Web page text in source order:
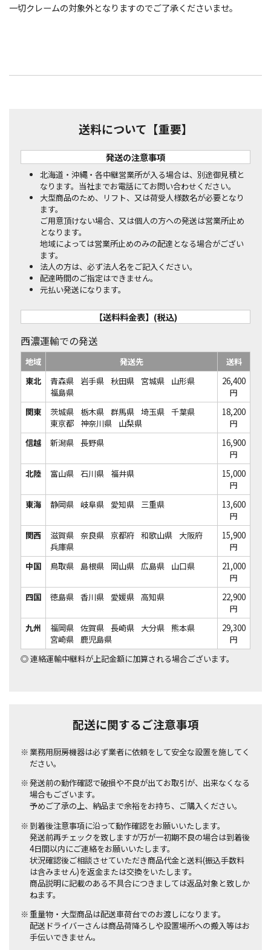
一切クレームの対象外となりますのでご了承くださいませ。
送料について【重要】
発送の注意事項
北海道・沖縄・各中継営業所が入る場合は、別途御見積と
なります。当社までお電話にてお問い合わせください。
大型商品のため、リフト、又は荷受人様数名が必要となり
ます。
ご用意頂けない場合、又は個人の方への発送は営業所止め
となります。
地域によっては営業所止めのみの配達となる場合がござい
ます。
法人の方は、必ず法人名をご記入ください。
配達時間のご指定はできません。
元払い発送になります。
【送料料金表】(税込)
西濃運輸での発送
地域 発送先
送料
東北
青森県 岩手県 秋田県 宮城県
山形県
福島県
26,400
円
関東
茨城県 栃木県 群馬県 埼玉県 千葉県
東京都
神奈川県 山梨県
18,200
円
信越
新潟県 長野県
16,900
円
北陸
富山県 石川県 福井県
15,000
円
東海
静岡県 岐阜県 愛知県 三重県
13,600
円
関西
滋賀県 奈良県 京都府 和歌山県
大阪府
兵庫県
15,900
円
中国
鳥取県 島根県 岡山県 広島県 山口県
21,000
円
四国
徳島県 香川県 愛媛県 高知県
22,900
円
九州
福岡県 佐賀県 長崎県 大分県 熊本県
宮崎県 鹿児島県
29,300
円
◎連絡運輸中継料が上記金額に加算される場合ございます。
配送に関するご注意事項
業務用厨房機器は必ず業者に依頼をして安全な設置を施してく
ださい。
発送前の動作確認で破損や不良が出てお取引が、出来なくなる
場合もございます。
予めご了承の上、納品まで余裕をお持ち、ご購入ください。
到着後注意事項に沿って動作確認をお願いいたします。
発送前再チェックを致しますが万が一初期不良の場合は到着後
4日間以内にご連絡をお願いいたします。
状況確認後ご相談させていただき商品代金と送料(振込手数料
は含みません)を返金または交換をいたします。
商品説明に記載のある不具合につきましては返品対象と致しか
ねます。
重量物・大型商品は配送車荷台でのお渡しになります。
配送ドライバーさんは商品荷降ろしや設置場所への搬入等はお
手伝いできません。